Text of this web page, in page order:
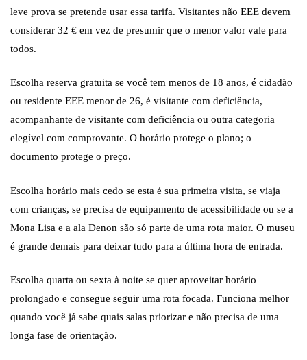
leve prova se pretende usar essa tarifa. Visitantes não EEE devem
considerar 32 € em vez de presumir que o menor valor vale para
todos.
Escolha reserva gratuita se você tem menos de 18 anos, é cidadão
ou residente EEE menor de 26, é visitante com deficiência,
acompanhante de visitante com deficiência ou outra categoria
elegível com comprovante. O horário protege o plano; o
documento protege o preço.
Escolha horário mais cedo se esta é sua primeira visita, se viaja
com crianças, se precisa de equipamento de acessibilidade ou se a
Mona Lisa e a ala Denon são só parte de uma rota maior. O museu
é grande demais para deixar tudo para a última hora de entrada.
Escolha quarta ou sexta à noite se quer aproveitar horário
prolongado e consegue seguir uma rota focada. Funciona melhor
quando você já sabe quais salas priorizar e não precisa de uma
longa fase de orientação.